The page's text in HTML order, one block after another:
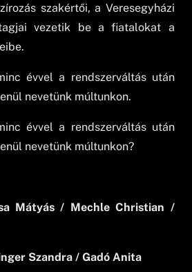
szakértői, a Veresegyházi
tagjai vezetik be a fiatalokat a
évvel a rendszerváltás után
nevetünk múltunkon.
évvel a rendszerváltás után
nevetünk múltunkon?
Mátyás / Mechle Christian /
Szandra / Gadó Anita